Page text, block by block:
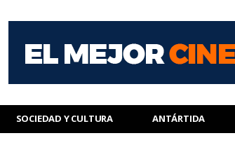
SOCIEDAD Y CULTURA ANTÁRTIDA